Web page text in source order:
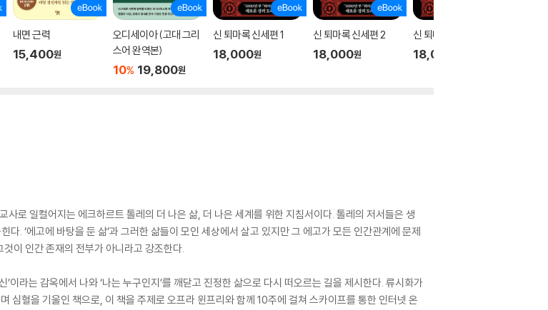
내면 근력
15,400원
오디세이아 (고대 그리
스어 완역본)
10% 19,800원
신 퇴마록 신세편 1
18,000원
신 퇴마록 신세편 2
18,000원
신 퇴마록 신세편 3
18,000
사로 일컬어지는 에크하르트 톨레의 더 나은 삶, 더 나은 세계를 위한 지침서이다. 톨레의 저서들은 생
. ‘에고에 바탕을 둔 삶’과 그러한 삶들이 모인 세상에서 살고 있지만 그 에고가 모든 인간관계에 문제
이 인간 존재의 전부가 아니라고 강조한다.
이라는 감옥에서 나와 ‘나는 누구인지’를 깨닫고 진정한 삶으로 다시 떠오르는 길을 제시한다. 류시화가
심혈을 기울인 책으로, 이 책을 주제로 오프라 윈프리와 함께 10주에 걸쳐 스카이프를 통한 인터넷 온